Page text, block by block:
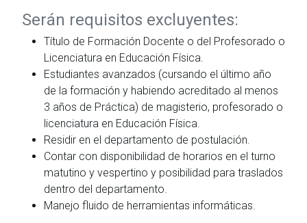
Serán requisitos excluyentes:
Título de Formación Docente o del Profesorado o
Licenciatura en Educación Física.
Estudiantes avanzados (cursando el último año
de la formación y habiendo acreditado al menos
3 años de Práctica) de magisterio, profesorado o
licenciatura en Educación Física.
Residir en el departamento de postulación.
Contar con disponibilidad de horarios en el turno
matutino y vespertino y posibilidad para traslados
dentro del departamento.
Manejo fluido de herramientas informáticas.